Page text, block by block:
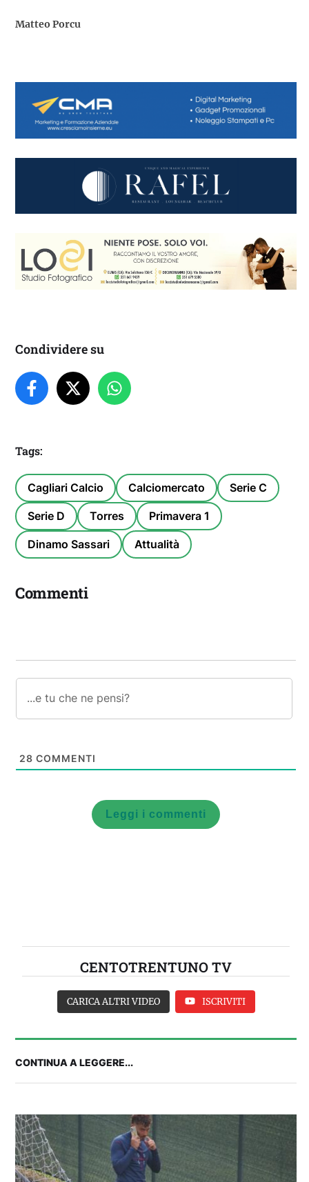
Matteo Porcu
Condividere su
Tags:
Cagliari Calcio Calciomercato Serie C
Serie D Torres Primavera 1
Dinamo Sassari Attualità
Commenti
28 COMMENTI
Leggi i commenti
CENTOTRENTUNO TV
Balliana: “Firmare con la Bora è come andare al
Real Madrid. Ora obiettivo Lunigiana”
CARICA ALTRI VIDEO ISCRIVITI
CONTINUA A LEGGERE...